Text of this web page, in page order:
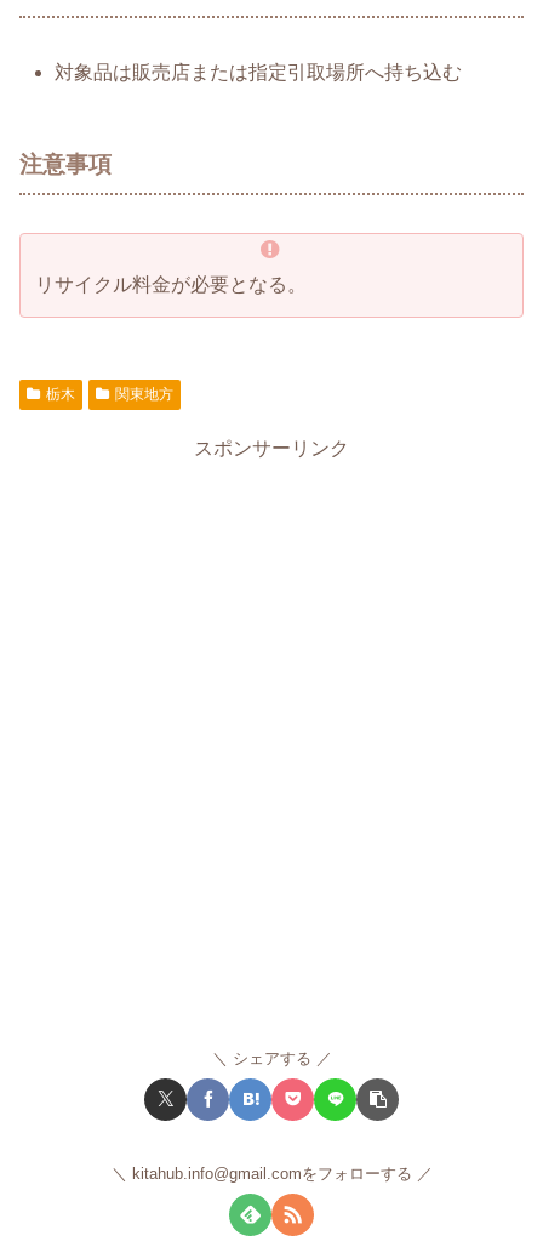
対象品は販売店または指定引取場所へ持ち込む
注意事項
リサイクル料金が必要となる。
栃木 関東地方
スポンサーリンク
シェアする
kitahub.info@gmail.comをフォローする